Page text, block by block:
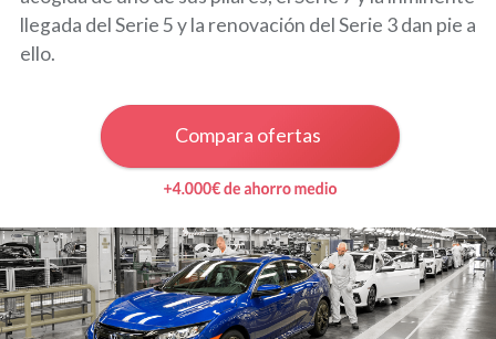
llegada del Serie 5 y la renovación del Serie 3 dan pie a
ello.
Compara ofertas